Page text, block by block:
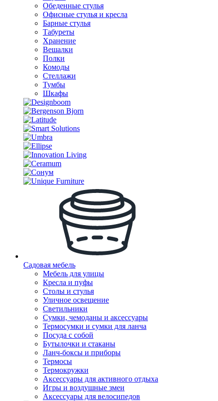
Обеденные стулья
Офисные стулья и кресла
Барные стулья
Табуреты
Хранение
Вешалки
Полки
Комоды
Стеллажи
Тумбы
Шкафы
Садовая мебель
Мебель для улицы
Кресла и пуфы
Столы и стулья
Уличное освещение
Светильники
Сумки, чемоданы и аксессуары
Термосумки и сумки для ланча
Посуда с собой
Бутылочки и стаканы
Ланч-боксы и приборы
Термосы
Термокружки
Аксессуары для активного отдыха
Игры и воздушные змеи
Аксессуары для велосипедов